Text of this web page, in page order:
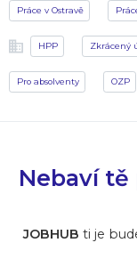
Práce v Ostravě
HPP Zkrácený
Pro absolventy OZP
Nebaví
JOBHUB ti je